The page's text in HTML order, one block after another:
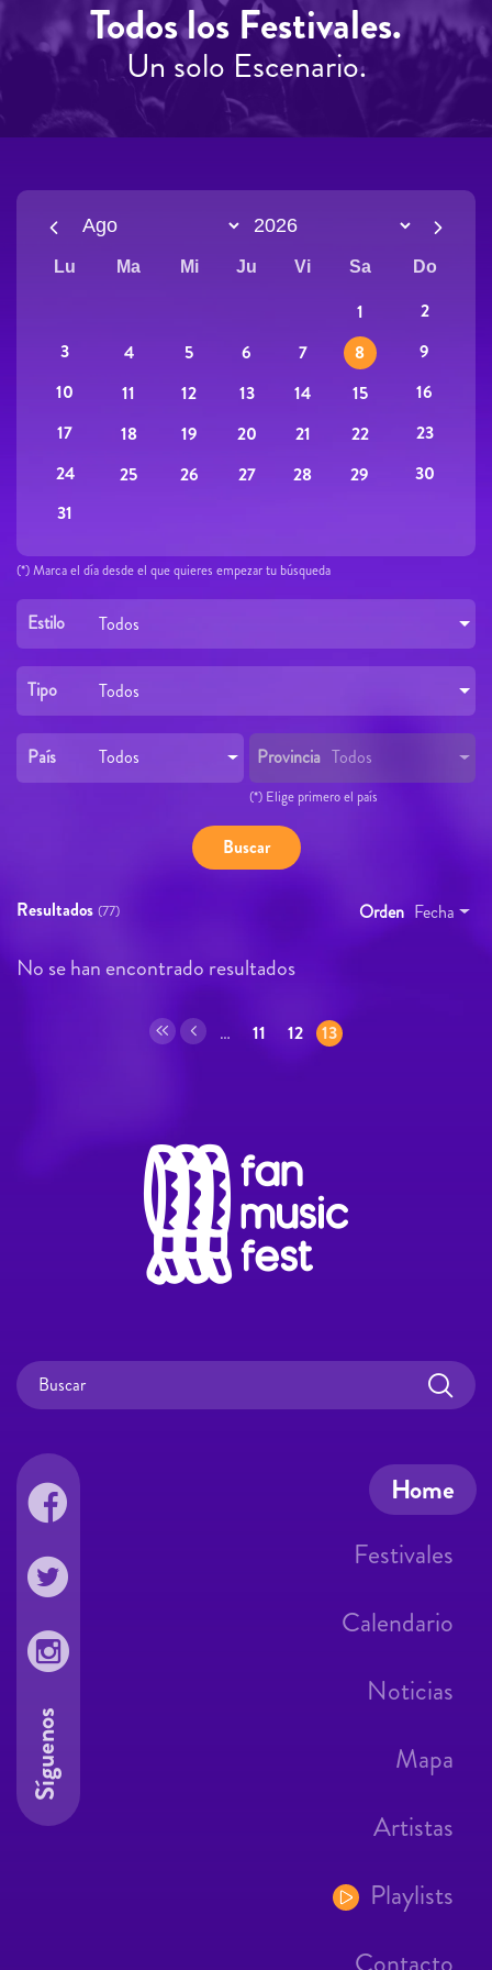
Todos los Festivales.
Un solo Escenario.
Lu Ma Mi Ju Vi Sa Do
1
2
3
4 5 6 7 8
9
10
11 12 13 14 15
16
17
18 19 20 21 22
23
24
25 26 27 28 29
30
31
(*) Marca el día desde el que quieres empezar tu búsqueda
Estilo Todos
Tipo Todos
País Todos Provincia Todos
(*) Elige primero el país
Resultados (77) Orden Fecha
No se han encontrado resultados
… 11 12 13
Home
Festivales
Calendario
Noticias
Mapa
Artistas
Playlists
Síguenos